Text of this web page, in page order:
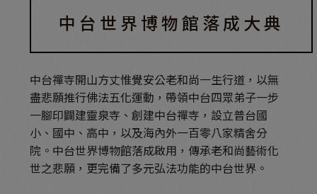
中台世界博物館落成大典
中台禪寺開山方丈惟覺安公老和尚一生行道，以無
盡悲願推行佛法五化運動，帶領中台四眾弟子一步
一腳印闢建靈泉寺、創建中台禪寺，設立普台國
小、國中、高中，以及海內外一百零八家精舍分
院。中台世界博物館落成啟用，傳承老和尚藝術化
世之悲願，更完備了多元弘法功能的中台世界。